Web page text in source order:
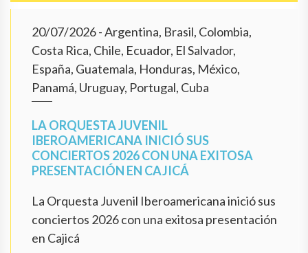
20/07/2026- Argentina, Brasil, Colombia,
Costa Rica, Chile, Ecuador, El Salvador,
España, Guatemala, Honduras, México,
Panamá, Uruguay, Portugal, Cuba
LA ORQUESTA JUVENIL
IBEROAMERICANA INICIÓ SUS
CONCIERTOS 2026 CON UNA EXITOSA
PRESENTACIÓN EN CAJICÁ
La Orquesta Juvenil Iberoamericana inició sus
conciertos 2026 con una exitosa presentación
en Cajicá